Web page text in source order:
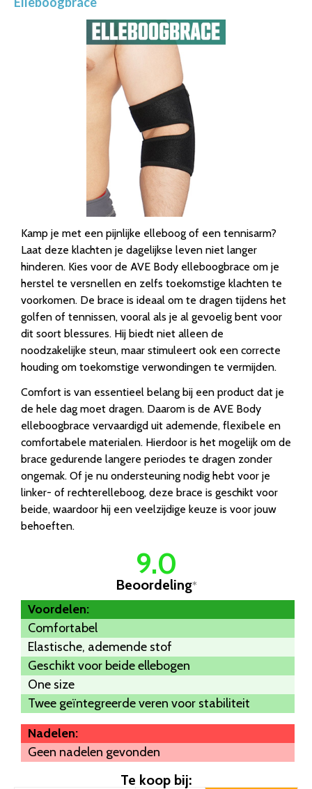
Kamp je met een pijnlijke elleboog of een tennisarm?
Laat deze klachten je dagelijkse leven niet langer
hinderen. Kies voor de AVE Body elleboogbrace om je
herstel te versnellen en zelfs toekomstige klachten te
voorkomen. De brace is ideaal om te dragen tijdens het
golfen of tennissen, vooral als je al gevoelig bent voor
dit soort blessures. Hij biedt niet alleen de
noodzakelijke steun, maar stimuleert ook een correcte
houding om toekomstige verwondingen te vermijden.
Comfort is van essentieel belang bij een product dat je
de hele dag moet dragen. Daarom is de AVE Body
elleboogbrace vervaardigd uit ademende, flexibele en
comfortabele materialen. Hierdoor is het mogelijk om de
brace gedurende langere periodes te dragen zonder
ongemak. Of je nu ondersteuning nodig hebt voor je
linker- of rechterelleboog, deze brace is geschikt voor
beide, waardoor hij een veelzijdige keuze is voor jouw
behoeften.
9.0
Beoordeling*
Voordelen:
Comfortabel
Elastische, ademende stof
Geschikt voor beide ellebogen
One size
Twee geïntegreerde veren voor stabiliteit
Nadelen:
Geen nadelen gevonden
Te koop bij: